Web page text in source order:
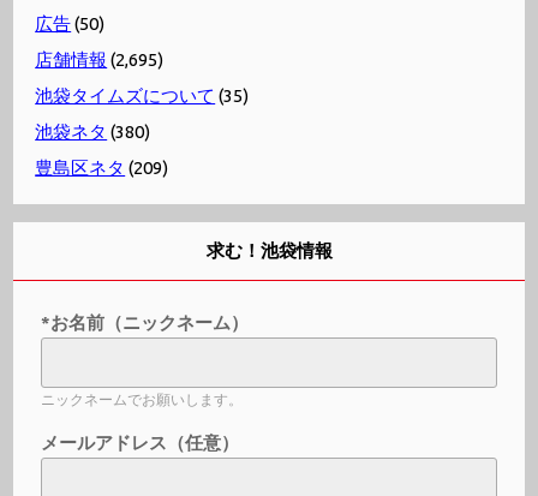
広告(50)
店舗情報 (2,695)
池袋タイムズについて (35)
池袋ネタ (380)
豊島区ネタ (209)
求む！池袋情報
*お名前（ニックネーム）
ニックネームでお願いします。
メールアドレス（任意）